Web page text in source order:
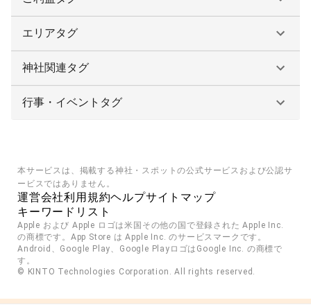
エリアタグ
神社関連タグ
行事・イベントタグ
本サービスは、掲載する神社・スポットの公式サービスおよび公認サ
ービスではありません。
運営会社利用規約ヘルプサイトマップ
キーワードリスト
Apple および Apple ロゴは米国その他の国で登録された Apple Inc.
の商標です。App Store は Apple Inc. のサービスマークです。
Android、Google Play、Google PlayロゴはGoogle Inc. の商標で
す。
© KINTO Technologies Corporation. All rights reserved.